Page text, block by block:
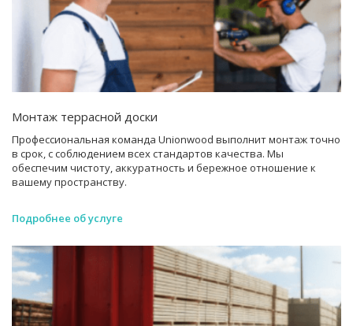
Монтаж террасной доски
Профессиональная команда Unionwood выполнит монтаж точно
в срок, с соблюдением всех стандартов качества. Мы
обеспечим чистоту, аккуратность и бережное отношение к
вашему пространству.
Подробнее об услуге